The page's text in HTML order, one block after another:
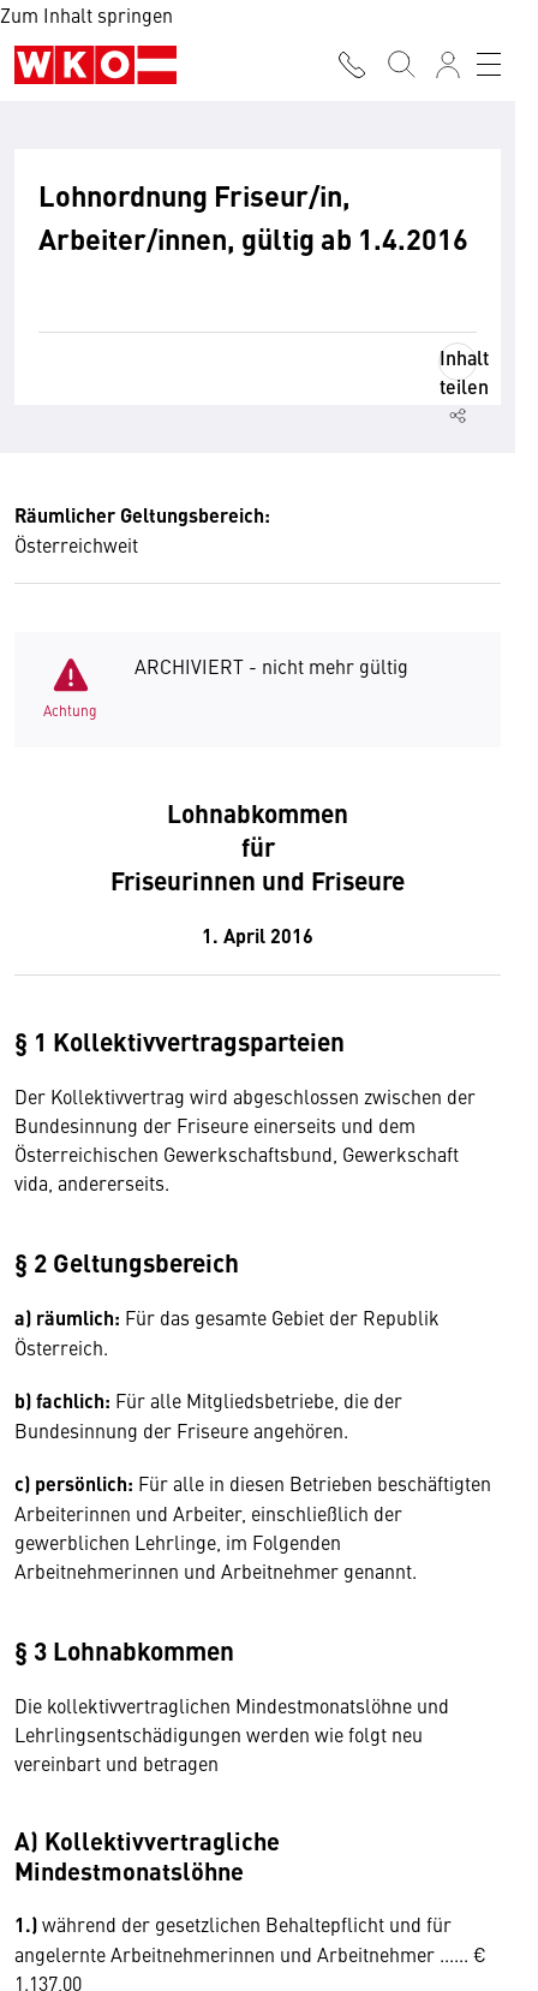
Zum Inhalt springen
Lohnordnung Friseur/in,
Arbeiter/innen, gültig ab 1.4.2016
Inhalt
teilen
Räumlicher Geltungsbereich:
Österreichweit
Achtung
ARCHIVIERT - nicht mehr gültig
Lohnabkommen
für
Friseurinnen und Friseure
1. April 2016
§ 1 Kollektivvertragsparteien
Der Kollektivvertrag wird abgeschlossen zwischen der
Bundesinnung der Friseure einerseits und dem
Österreichischen Gewerkschaftsbund, Gewerkschaft
vida, andererseits.
§ 2 Geltungsbereich
a) räumlich: Für das gesamte Gebiet der Republik
Österreich.
b) fachlich: Für alle Mitgliedsbetriebe, die der
Bundesinnung der Friseure angehören.
c) persönlich: Für alle in diesen Betrieben beschäftigten
Arbeiterinnen und Arbeiter, einschließlich der
gewerblichen Lehrlinge, im Folgenden
Arbeitnehmerinnen und Arbeitnehmer genannt.
§ 3 Lohnabkommen
Die kollektivvertraglichen Mindestmonatslöhne und
Lehrlingsentschädigungen werden wie folgt neu
vereinbart und betragen
A) Kollektivvertragliche
Mindestmonatslöhne
1.)während der gesetzlichen Behaltepflicht und für
angelernte Arbeitnehmerinnen und Arbeitnehmer ...... €
1.137,00